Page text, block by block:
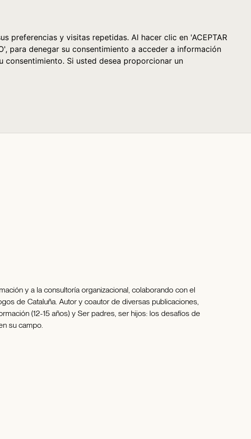
preferencias y visitas repetidas. Al hacer clic en 'ACEPTAR
para denegar su consentimiento a acceder a información
consentimiento. Si usted desea proporcionar un
y a la consultoría organizacional, colaborando con el
de Cataluña. Autor y coautor de diversas publicaciones,
(12-15 años) y Ser padres, ser hijos: los desafíos de
su campo.